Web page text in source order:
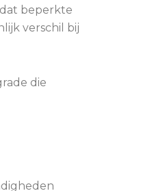
beperkte
verschil bij
die